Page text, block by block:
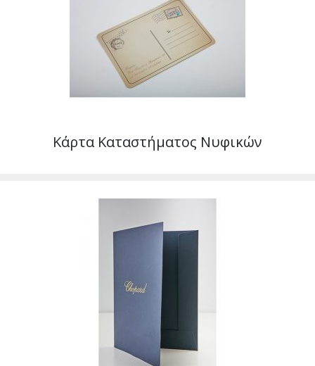
Κάρτα Καταστήματος Νυφικών